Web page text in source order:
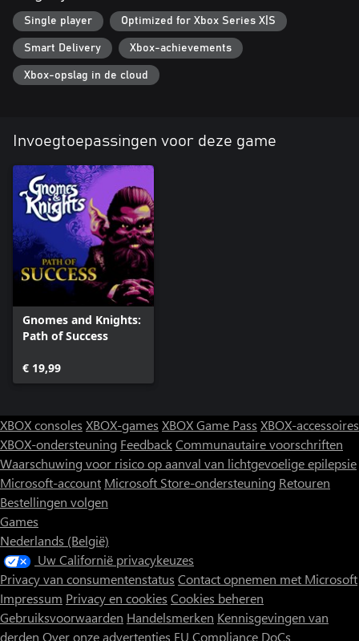
Single player Optimized for Xbox Series X|S
Smart Delivery Xbox-achievements
Xbox-opslag in de cloud
Invoegtoepassingen voor deze game
Gnomes and Knights:
Path of Success
€ 19,99
XBOX consoles XBOX-games XBOX Game Pass XBOX-accessoires
XBOX-ondersteuning FeedbackCommunautaire voorschriften
Waarschuwing voor risico op aanval van lichtgevoelige epilepsie
Microsoft-account Microsoft Store-ondersteuning Retouren
Bestellingen volgen
Games
Nederlands (België)
Uw Californië privacykeuzes
Privacy van consumentenstatus Contact opnemen met Microsoft
Impressum Privacy en cookies Cookies beheren
Gebruiksvoorwaarden Handelsmerken Kennisgevingen van
derden Over onze advertenties EU Compliance DoCs